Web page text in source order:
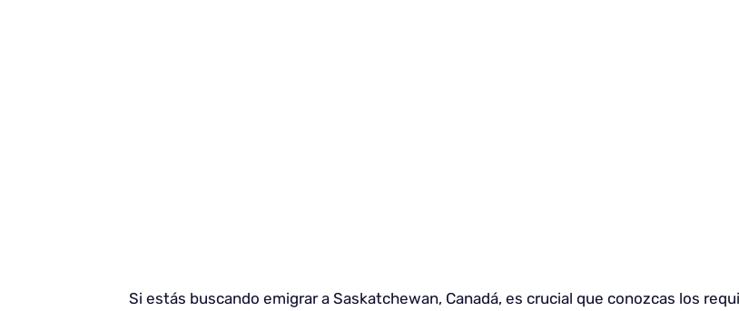
Si estás buscando emigrar a Saskatchewan, Canadá, es crucial que conozcas los